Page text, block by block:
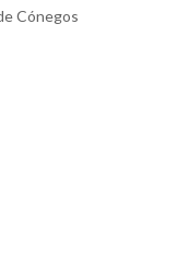
Cónegos